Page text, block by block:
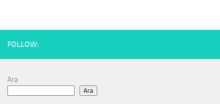
FOLLOW:
Ara
Ara